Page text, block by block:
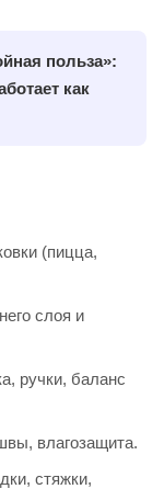
польза»:
как
(пицца,
слоя и
ручки, баланс
влагозащита.
стяжки,